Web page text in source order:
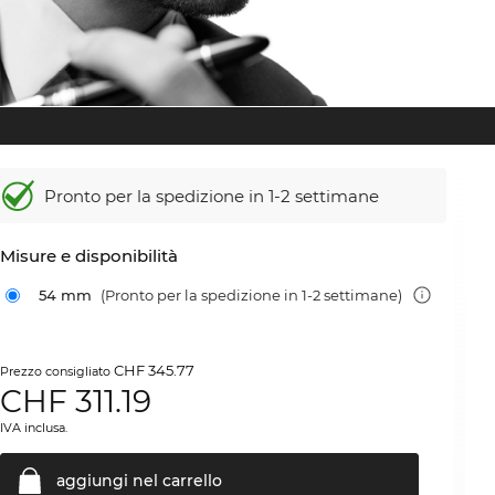
Pronto per la spedizione in 1-2 settimane
Misure e disponibilità
54 mm (Pronto per la spedizione in 1-2 settimane)
Prezzo consigliatoCHF 345.77
CHF311.19
IVA inclusa.
aggiungi nel carrello